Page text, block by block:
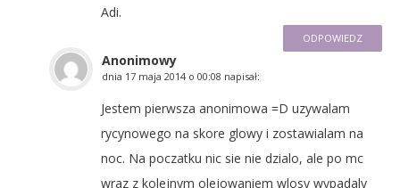
Adi.
ODPOWIEDZ
Anonimowy
dnia 17 maja 2014 o 00:08 napisał:
Jestem pierwsza anonimowa =D uzywalam
rycynowego na skore glowy i zostawialam na
noc. Na poczatku nic sie nie dzialo, ale po mc
wraz z kolejnym olejowaniem wlosy wypadaly